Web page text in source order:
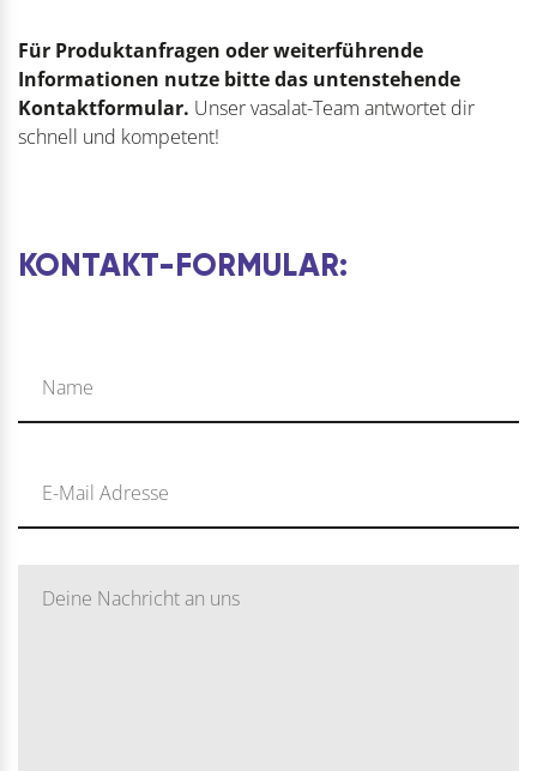
Für Produktanfragen oder weiterführende
Informationen nutze bitte das untenstehende
Kontaktformular. Unser vasalat-Team antwortet dir
schnell und kompetent!
KONTAKT-FORMULAR: